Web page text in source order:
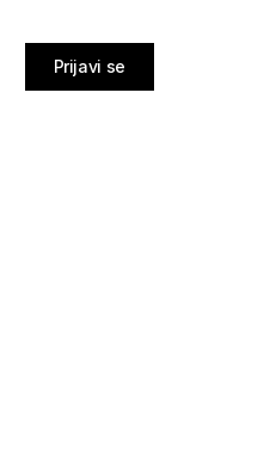
Prijavi se